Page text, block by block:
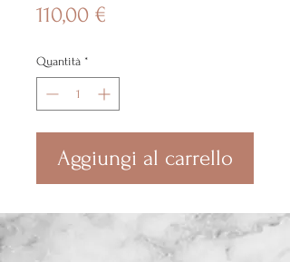
110,00 €
Quantità *
Aggiungi al carrello